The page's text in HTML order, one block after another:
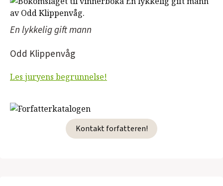
En lykkelig gift mann
Odd Klippenvåg
Les juryens begrunnelse!
Kontakt forfatteren!